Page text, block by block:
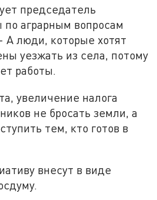
председатель
аграрным вопросам
люди, которые хотят
уезжать из села, потому
работы.
увеличение налога
не бросать земли, а
тем, кто готов в
внесут в виде